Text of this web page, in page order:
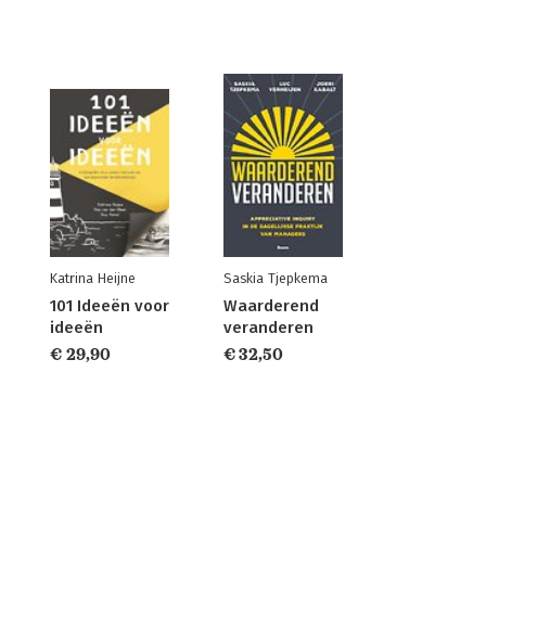
Katrina Heijne
101 Ideeën voor
ideeën
€ 29,90
Saskia Tjepkema
Waarderend
veranderen
€ 32,50